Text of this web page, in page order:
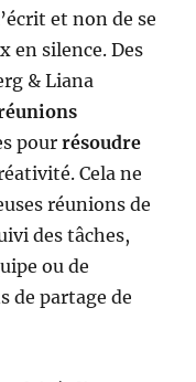
et non de se
en silence. Des
& Liana
pourrésoudre
Cela ne
réunions de
des tâches,
ou de
de partage de